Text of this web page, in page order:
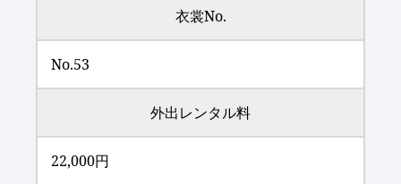
衣裳No.
No.53
外出レンタル料
22,000円